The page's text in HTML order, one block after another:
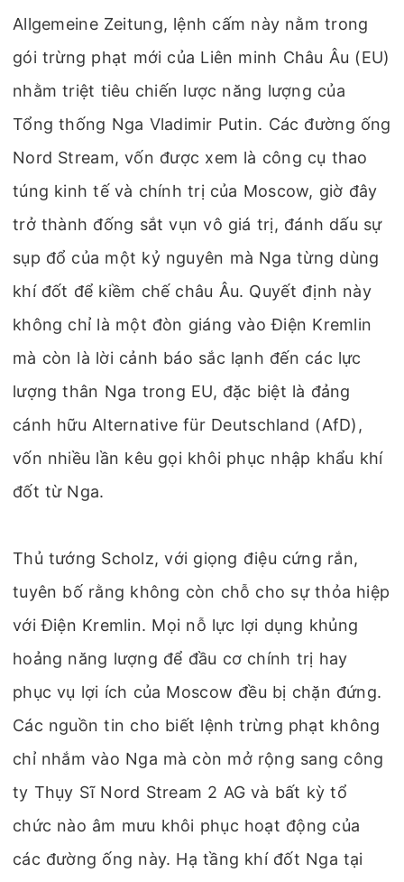
Allgemeine Zeitung, lệnh cấm này nằm trong
gói trừng phạt mới của Liên minh Châu Âu (EU)
nhằm triệt tiêu chiến lược năng lượng của
Tổng thống Nga Vladimir Putin. Các đường ống
Nord Stream, vốn được xem là công cụ thao
túng kinh tế và chính trị của Moscow, giờ đây
trở thành đống sắt vụn vô giá trị, đánh dấu sự
sụp đổ của một kỷ nguyên mà Nga từng dùng
khí đốt để kiềm chế châu Âu. Quyết định này
không chỉ là một đòn giáng vào Điện Kremlin
mà còn là lời cảnh báo sắc lạnh đến các lực
lượng thân Nga trong EU, đặc biệt là đảng
cánh hữu Alternative für Deutschland (AfD),
vốn nhiều lần kêu gọi khôi phục nhập khẩu khí
đốt từ Nga.
Thủ tướng Scholz, với giọng điệu cứng rắn,
tuyên bố rằng không còn chỗ cho sự thỏa hiệp
với Điện Kremlin. Mọi nỗ lực lợi dụng khủng
hoảng năng lượng để đầu cơ chính trị hay
phục vụ lợi ích của Moscow đều bị chặn đứng.
Các nguồn tin cho biết lệnh trừng phạt không
chỉ nhắm vào Nga mà còn mở rộng sang công
ty Thụy Sĩ Nord Stream 2 AG và bất kỳ tổ
chức nào âm mưu khôi phục hoạt động của
các đường ống này. Hạ tầng khí đốt Nga tại